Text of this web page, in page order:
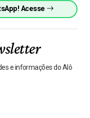
Acesse
e informações do Alô